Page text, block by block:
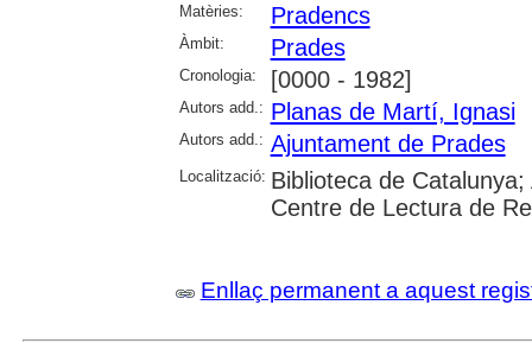
Matèries:
Pradencs
Àmbit: Prades
Cronologia: [0000 - 1982]
Autors add.: Planas de Martí, Ignasi
Autors add.: Ajuntament de Prades
Localització: Biblioteca de
Centre de Lectura de
Enllaç permanent a aquest